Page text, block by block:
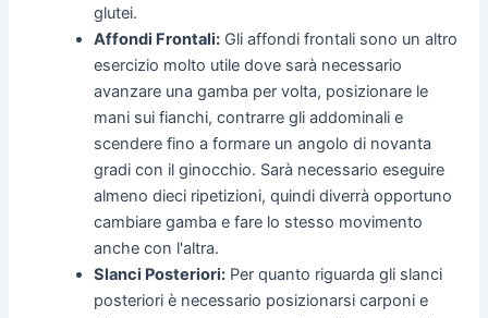
glutei.
Affondi Frontali: Gli affondi frontali sono un altro
esercizio molto utile dove sarà necessario
avanzare una gamba per volta, posizionare le
mani sui fianchi, contrarre gli addominali e
scendere fino a formare un angolo di novanta
gradi con il ginocchio. Sarà necessario eseguire
almeno dieci ripetizioni, quindi diverrà opportuno
cambiare gamba e fare lo stesso movimento
anche con l'altra.
Slanci Posteriori: Per quanto riguarda gli slanci
posteriori è necessario posizionarsi carponi e